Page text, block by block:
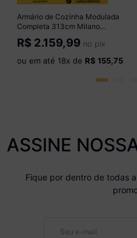
Armário de Cozinha Modulada
Completa 313cm Milano
Multimóveis MP2394 Cinza
R$ 2.159,99 no pix
ou em até 18x de R$ 155,75
ASSINE
Fique por dentro de todas